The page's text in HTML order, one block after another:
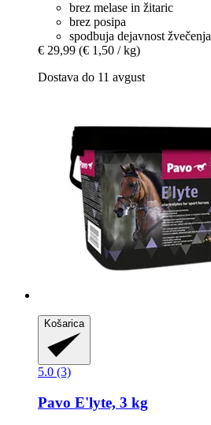
brez melase in žitaric
brez posipa
spodbuja dejavnost žvečenja
€ 29,99 (€ 1,50 / kg)
Dostava do 11 avgust
Košarica
5.0 (3)
Pavo E'lyte, 3 kg